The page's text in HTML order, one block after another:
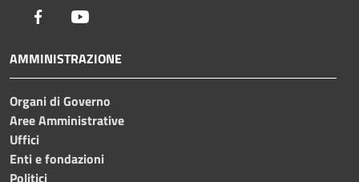
Facebook
AMMINISTRAZIONE
Organi di Governo
Aree Amministrative
Uffici
Enti e fondazioni
Politici